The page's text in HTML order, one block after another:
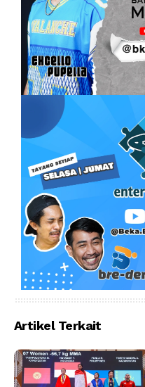
Artikel Terkait